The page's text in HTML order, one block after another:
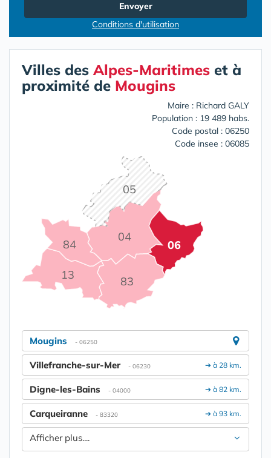
Envoyer
Conditions d'utilisation
Villes des Alpes-Maritimes et à
proximité de Mougins
Maire : Richard GALY
Population : 19 489 habs.
Code postal : 06250
Code insee : 06085
04
05
06
13 83
84
Mougins - 06250
➔ à 28 km.
Villefranche-sur-Mer - 06230
➔ à 82 km.
Digne-les-Bains - 04000
➔ à 93 km.
Carqueiranne - 83320
Afficher plus....